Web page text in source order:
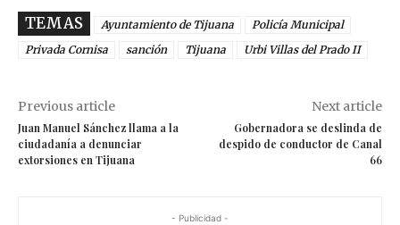
TEMAS Ayuntamiento de Tijuana
Policía Municipal
Privada Cornisa
sanción Tijuana Urbi Villas del Prado II
Previous article
Juan Manuel Sánchez llama a la
ciudadanía a denunciar
extorsiones en Tijuana
Next article
Gobernadora se deslinda de
despido de conductor de Canal
66
- Publicidad -